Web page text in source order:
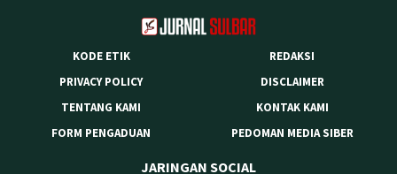
KODE ETIK
REDAKSI
PRIVACY POLICY
DISCLAIMER
TENTANG KAMI
KONTAK KAMI
FORM PENGADUAN
PEDOMAN MEDIA SIBER
JARINGAN SOCIAL